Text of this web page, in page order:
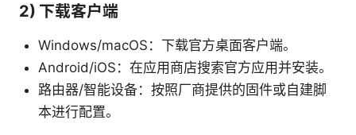
2) 下载客户端
Windows/macOS：下载官方桌面客户端。
Android/iOS：在应用商店搜索官方应用并安装。
路由器/智能设备：按照厂商提供的固件或自建脚
本进行配置。